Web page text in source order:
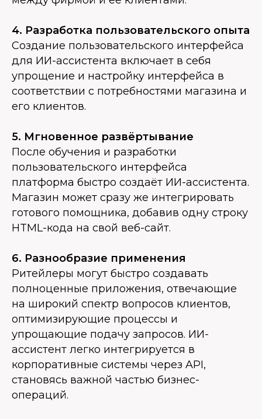
4. Разработка пользовательского опыта
Создание пользовательского интерфейса
для ИИ-ассистента включает в себя
упрощение и настройку интерфейса в
соответствии с потребностями магазина и
его клиентов.
5. Мгновенное развёртывание
После обучения и разработки
пользовательского интерфейса
платформа быстро создаёт ИИ-ассистента.
Магазин может сразу же интегрировать
готового помощника, добавив одну строку
HTML-кода на свой веб-сайт.
6. Разнообразие применения
Ритейлеры могут быстро создавать
полноценные приложения, отвечающие
на широкий спектр вопросов клиентов,
оптимизирующие процессы и
упрощающие подачу запросов. ИИ-
ассистент легко интегрируется в
корпоративные системы через API,
становясь важной частью бизнес-
операций.